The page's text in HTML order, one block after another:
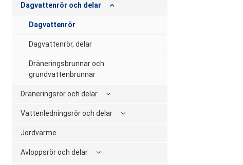
Dagvattenrör och delar
Dagvattenrör
Dagvattenrör, delar
Dräneringsbrunnar och
grundvattenbrunnar
Dräneringsrör och delar
Vattenledningsrör och delar
Jordvärme
Avloppsrör och delar